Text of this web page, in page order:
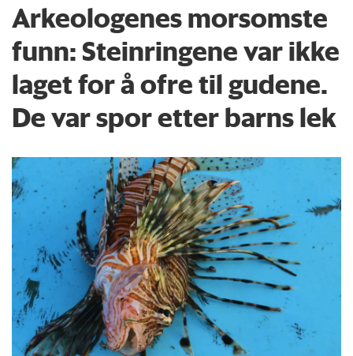
Arkeologenes morsomste
funn: Steinringene var ikke
laget for å ofre til gudene.
De var spor etter barns lek